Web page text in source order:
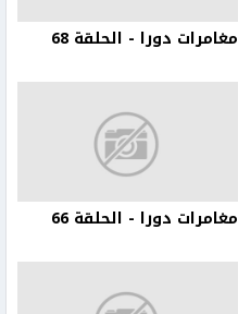
مغامرات دورا - الحلقة 68
مغامرات دورا - الحلقة 66